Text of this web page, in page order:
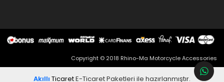
Copyright © 2018 Rhino-Ma Motorcycle Accessories
Akıllı TicaretE-Ticaret Paketleri ile hazırlanmıştır.